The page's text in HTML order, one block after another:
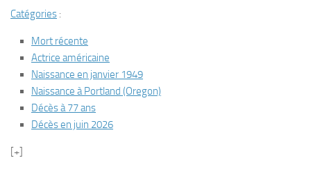
Catégories :
Mort récente
Actrice américaine
Naissance en janvier 1949
Naissance à Portland (Oregon)
Décès à 77 ans
Décès en juin 2026
[+]